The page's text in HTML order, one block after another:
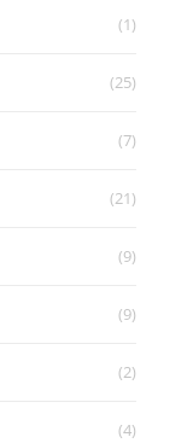
(1)
(25)
(7)
(21)
(9)
(9)
(2)
(4)